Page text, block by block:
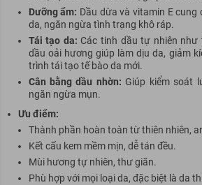
Dưỡng ẩm: Dầu dừa và vitamin E
da, ngăn ngừa tình trạng khô ráp.
Tái tạo da: Các tinh dầu tự nhiên
dầu oải hương giúp làm dịu da, giảm
trình tái tạo tế bào da mới.
Cân bằng dầu nhờn: Giúp kiểm soát
ngăn ngừa mụn.
Ưu điểm:
Thành phần hoàn toàn từ thiên nhiên,
Kết cấu kem mềm mịn, dễ tán đều.
Mùi hương tự nhiên, thư giãn.
Phù hợp với mọi loại da, đặc biệt là da